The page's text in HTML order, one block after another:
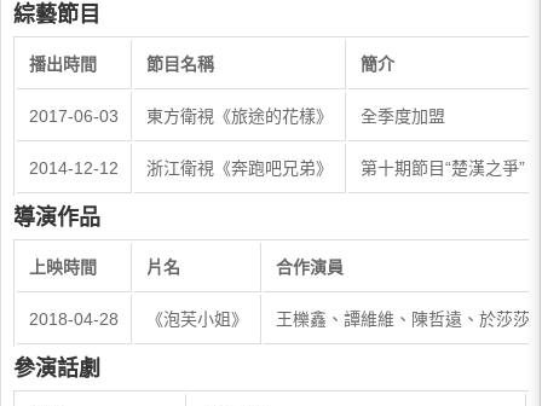
綜藝節目
播出時間 節目名稱 簡介
2017-06-03 東方衛視《旅途的花樣》 全季度加盟
2014-12-12 浙江衛視《奔跑吧兄弟》 第十期節目“楚漢之爭”
導演作品
上映時間 片名 合作演員
2018-04-28 《泡芙小姐》 王櫟鑫、譚維維、陳哲遠、於莎莎
參演話劇